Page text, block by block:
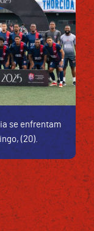
se enfrentam
(20).